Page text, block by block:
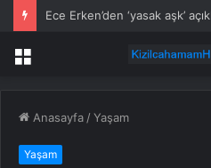
Menü
Anasayfa /Yaşam
Yaşam